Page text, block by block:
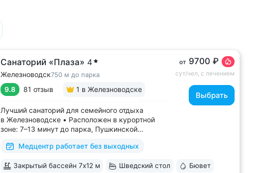
Санаторий «Плаза» 4
Железноводск750 м до парка
9.8 81 отзыв 1 в Железноводске
Лучший санаторий для семейного отдыха
в Железноводске • Расположен в курортной
зоне: 7–13 минут до парка, Пушкинской
и «Смирновский» • Собственный бювет
в одном здании: не нужно выходить на улицу,
Медцентр работает без выходных
от 9700 ₽
сут/чел, с лечением
Выбрать
Закрытый бассейн 7х12 м Шведский стол Бювет